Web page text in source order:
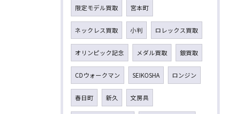
限定モデル買取 宮本町
ネックレス買取 小判 ロレックス買取
オリンピック記念 メダル買取 銀買取
CDウォークマン SEIKOSHA ロンジン
春日町 新久 文房具